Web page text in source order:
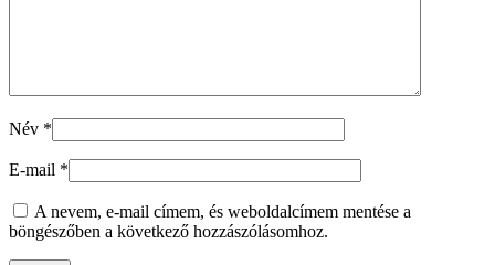
Név *
E-mail *
A nevem, e-mail címem, és weboldalcímem mentése a
böngészőben a következő hozzászólásomhoz.